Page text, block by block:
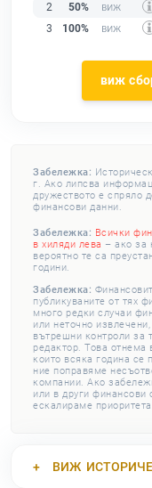
2
50%
3
100%
виж
Забележка:
г. Ако липсва
дружеството е спряло
финансови данни.
Забележка: Всички
в хиляди лева – ако за
вероятно те са
години.
Забележка:
публикуваните от тях
много редки случаи
или неточно
вътрешни контроли за
редактор. Това отнема
които всяка година се
ние поправяме
компании. Ако
или в други финансови
ескалираме
ВИЖ